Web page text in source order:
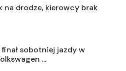
na drodze, kierowcy brak
sobotniej jazdy w
...